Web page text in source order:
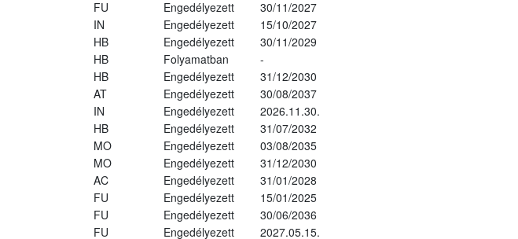
FU Engedélyezett
30/11/2027
IN Engedélyezett
15/10/2027
HB Engedélyezett
30/11/2029
HB Folyamatban
-
HB Engedélyezett
31/12/2030
AT Engedélyezett
30/08/2037
IN Engedélyezett
2026.11.30.
HB Engedélyezett
31/07/2032
MO Engedélyezett
03/08/2035
MO Engedélyezett
31/12/2030
AC Engedélyezett
31/01/2028
FU Engedélyezett
15/01/2025
FU Engedélyezett
30/06/2036
FU Engedélyezett
2027.05.15.